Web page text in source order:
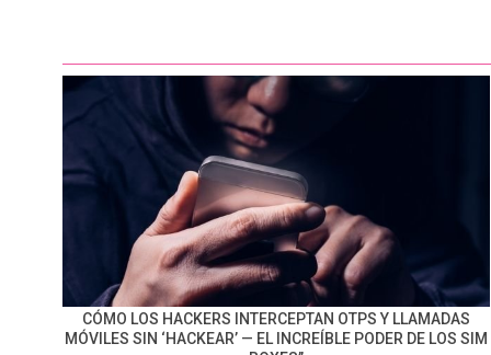
CÓMO LOS HACKERS INTERCEPTAN OTPS Y LLAMADAS
MÓVILES SIN ‘HACKEAR’ — EL INCREÍBLE PODER DE LOS SIM